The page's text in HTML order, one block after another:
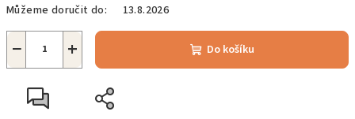
Můžeme doručit do:
13.8.2026
+
− Do košíku